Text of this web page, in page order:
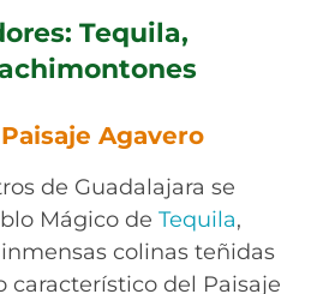
Tequila,
Agavero
de Guadalajara se
Mágico de Tequila,
colinas teñidas
característico del Paisaje